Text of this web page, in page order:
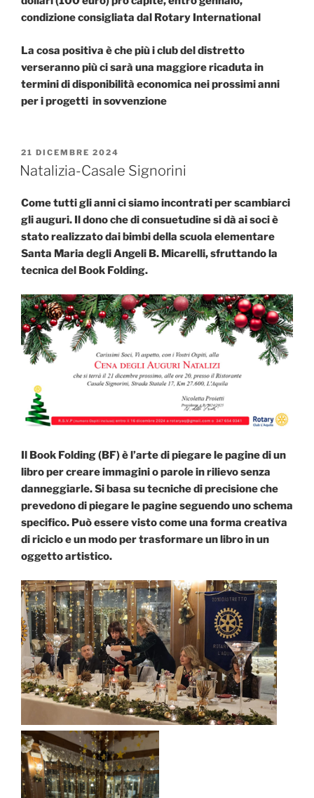
condizione consigliata dal Rotary International
La cosa positiva è che più i club del distretto
verseranno più ci sarà una maggiore ricaduta in
termini di disponibilità economica nei prossimi anni
per i progetti in sovvenzione
PUBBLICATO
IL
21 DICEMBRE 2024
Natalizia-Casale Signorini
Come tutti gli anni ci siamo incontrati per scambiarci
gli auguri. Il dono che di consuetudine si dà ai soci è
stato realizzato dai bimbi della scuola elementare
Santa Maria degli Angeli B. Micarelli, sfruttando la
tecnica del Book Folding.
Il Book Folding (BF) è l’arte di piegare le pagine di un
libro per creare immagini o parole in rilievo senza
danneggiarle. Si basa su tecniche di precisione che
prevedono di piegare le pagine seguendo uno schema
specifico. Può essere visto come una forma creativa
di riciclo e un modo per trasformare un libro in un
oggetto artistico.